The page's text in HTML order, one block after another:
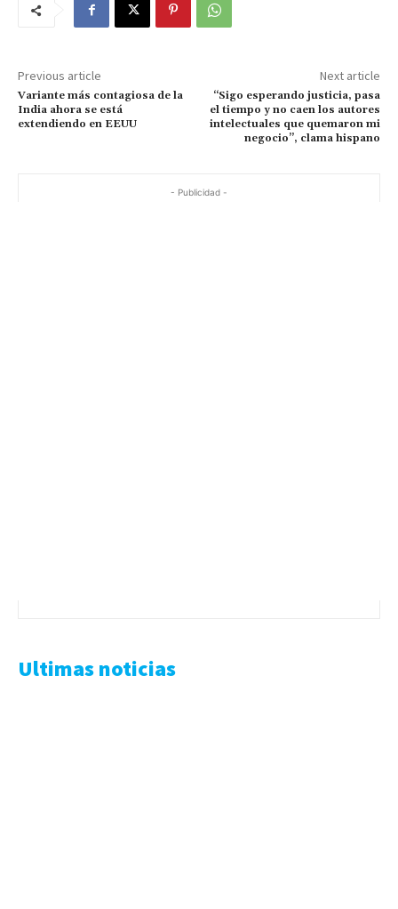
Previous article
Variante más contagiosa de la
India ahora se está
extendiendo en EEUU
Next article
“Sigo esperando justicia, pasa
el tiempo y no caen los autores
intelectuales que quemaron mi
negocio”, clama hispano
- Publicidad -
Ultimas noticias